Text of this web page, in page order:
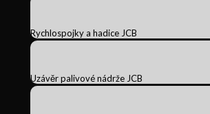
Rychlospojky a hadice JCB
Uzávěr palivové nádrže JCB